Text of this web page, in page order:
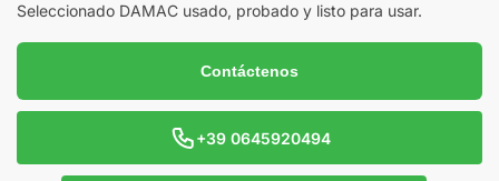
Seleccionado DAMAC usado, probado y listo para usar.
Contáctenos
+39 0645920494